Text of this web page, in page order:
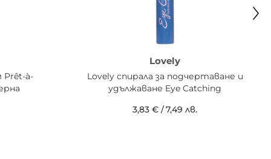
Prêt-à-
Lovely
Lovely спирала за подчертаване и
удължаване Eye Catching
3,83 € /7,49 лв.